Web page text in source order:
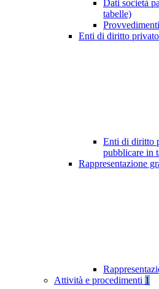
Dati società
tabelle)
Provvedimenti
Enti di diritto
Enti di diritto
pubblicare in
Rappresentazione
Attività e procedimenti 1